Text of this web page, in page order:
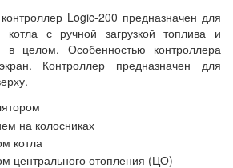
Logic-200 предназначен для
котла с ручной загрузкой топлива и
в целом. Особенностью контроллера
Контроллер предназначен для